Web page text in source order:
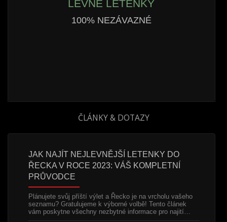
LEVNÉ LETENKY
100% NEZÁVAZNÉ
ČLÁNKY & DOTAZY
JAK NAJÍT NEJLEVNĚJŠÍ LETENKY DO
ŘECKA V ROCE 2023: VÁŠ KOMPLETNÍ
PRŮVODCE
Plánujete svůj příští výlet a Řecko je na vrcholu vašeho
seznamu? Gratulujeme k výborné volbě! Tento článek
vám poskytne všechny nezbytné informace pro najití…